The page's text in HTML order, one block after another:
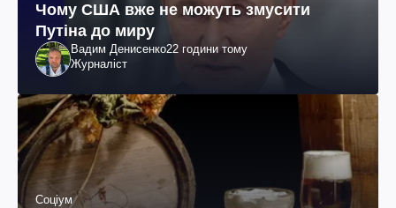
Чому США вже не можуть змусити
Путіна до миру
Вадим Денисенко22 години тому
Журналіст
Соціум